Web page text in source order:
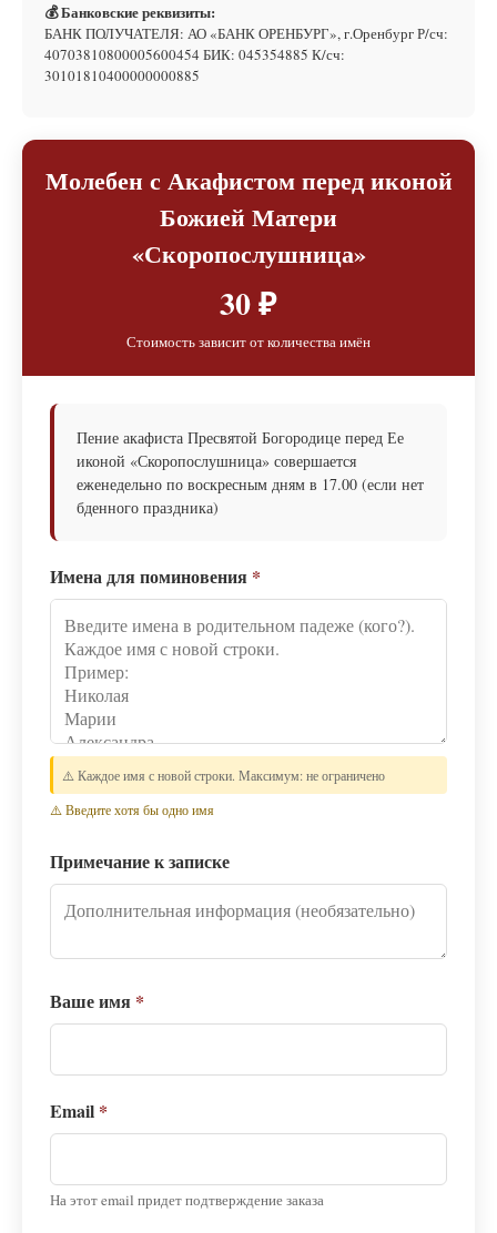
💰 Банковские реквизиты:
БАНК ПОЛУЧАТЕЛЯ: АО «БАНК ОРЕНБУРГ», г.Оренбург Р/сч:
40703810800005600454 БИК: 045354885 К/сч:
30101810400000000885
Молебен с Акафистом перед иконой
Божией Матери
«Скоропослушница»
30 ₽
Стоимость зависит от количества имён
Пение акафиста Пресвятой Богородице перед Ее
иконой «Скоропослушница» совершается
еженедельно по воскресным дням в 17.00 (если нет
бденного праздника)
Имена для поминовения *
⚠️ Каждое имя с новой строки. Максимум: не ограничено
⚠️ Введите хотя бы одно имя
Примечание к записке
Ваше имя *
Email *
На этот email придет подтверждение заказа